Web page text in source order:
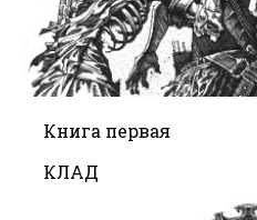
Книга первая
КЛАД